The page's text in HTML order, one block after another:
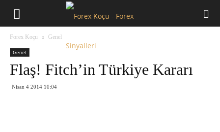
Forex Koçu Genel
Genel
Flaş! Fitch’in Türkiye Kararı
Nisan 4 2014 10:04